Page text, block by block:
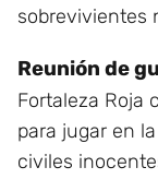
sobrevivientes
Reunión de
Fortaleza Roja
para jugar en
civiles